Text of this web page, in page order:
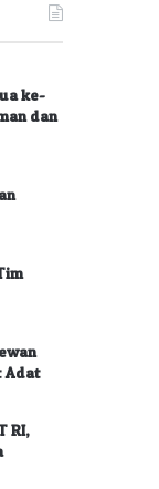
ke-
dan
Adat
RI,